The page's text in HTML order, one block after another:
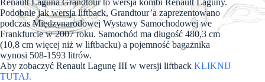
Renault Laguna Grandtour to wersja kombi Renault Laguny.
Podobnie jak wersja liftback, Grandtour’a zaprezentowano
podczas Międzynarodowej Wystawy Samochodowej we
Frankfurcie w 2007 roku. Samochód ma długość 480,3 cm
(10,8 cm więcej niż w liftbacku) a pojemność bagażnika
wynosi 508-1593 litrów.
Aby zobaczyć Renault Lagunę III w wersji liftback KLIKNIJ
TUTAJ.